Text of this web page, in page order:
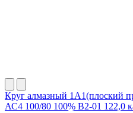
Круг алмазный 1А1(плоский
АС4 100/80 100% В2-01 122,0